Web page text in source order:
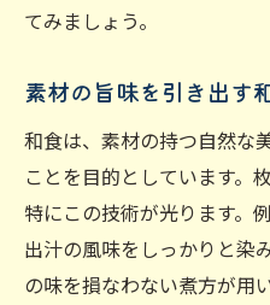
てみましょう。
素材の旨味を引き出す
和食は、素材の持つ自然な
ことを目的としています。
特にこの技術が光ります。
出汁の風味をしっかりと染
の味を損なわない煮方が用